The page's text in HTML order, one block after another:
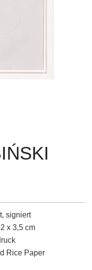
signiert
x 3,5 cm
Rice Paper